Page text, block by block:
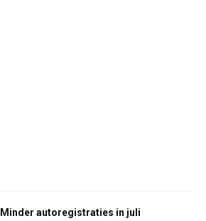
Minder autoregistraties in juli